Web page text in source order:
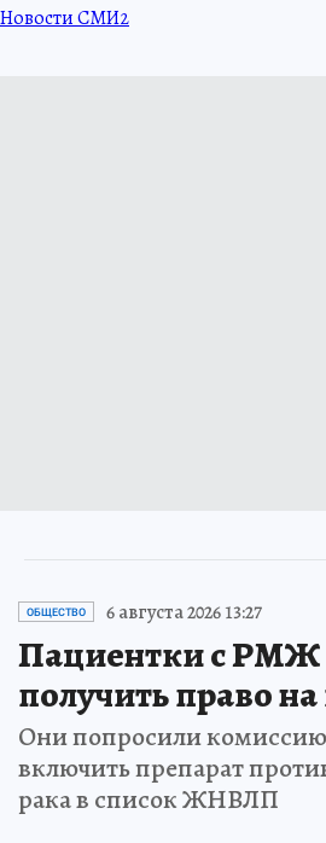
Новости СМИ2
ОБЩЕСТВО 6 августа 2026 13:27
Пациентки с РМЖ
получить право
Они попросили
включить препарат
рака в список ЖНВЛП